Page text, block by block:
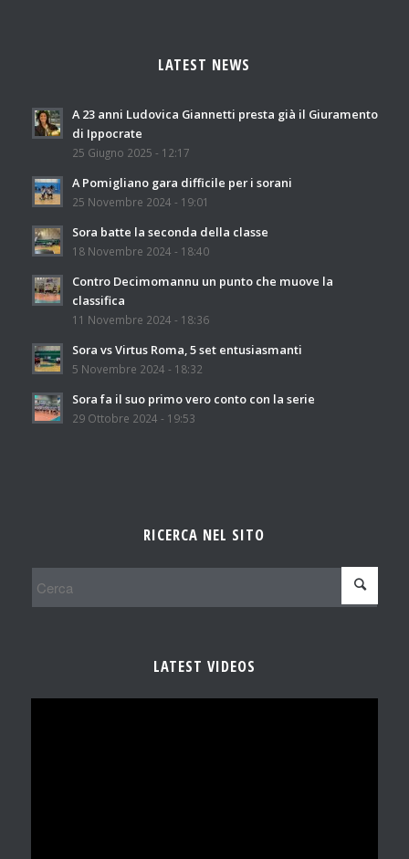
LATEST NEWS
A 23 anni Ludovica Giannetti presta già il Giuramento
di Ippocrate
25 Giugno 2025 - 12:17
A Pomigliano gara difficile per i sorani
25 Novembre 2024 - 19:01
Sora batte la seconda della classe
18 Novembre 2024 - 18:40
Contro Decimomannu un punto che muove la
classifica
11 Novembre 2024 - 18:36
Sora vs Virtus Roma, 5 set entusiasmanti
5 Novembre 2024 - 18:32
Sora fa il suo primo vero conto con la serie
29 Ottobre 2024 - 19:53
RICERCA NEL SITO
LATEST VIDEOS